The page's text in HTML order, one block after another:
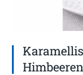
Himbeeren